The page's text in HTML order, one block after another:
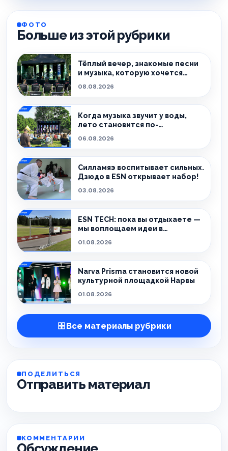
ФОТО
Больше из этой рубрики
Тёплый вечер, знакомые песни
и музыка, которую хочется
08.08.2026
Когда музыка звучит у воды,
лето становится по-
06.08.2026
Силламяэ воспитывает сильных.
Дзюдо в ESN открывает набор!
03.08.2026
ESN TECH: пока вы отдыхаете —
мы воплощаем идеи в
01.08.2026
Narva Prisma становится новой
культурной площадкой Нарвы
01.08.2026
Все материалы рубрики
ПОДЕЛИТЬСЯ
Отправить материал
КОММЕНТАРИИ